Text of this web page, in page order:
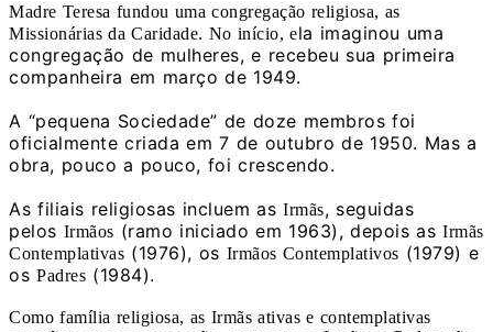
Madre Teresa fundou uma congregação religiosa, as
Missionárias da Caridade. No início, ela imaginou uma
congregação de mulheres, e recebeu sua primeira
companheira em março de 1949.
A “pequena Sociedade” de doze membros foi
oficialmente criada em 7 de outubro de 1950. Mas a
obra, pouco a pouco, foi crescendo.
As filiais religiosas incluem as Irmãs, seguidas
pelos Irmãos (ramo iniciado em 1963), depois as Irmãs
Contemplativas (1976), os Irmãos Contemplativos (1979) e
os Padres (1984).
Como família religiosa, as Irmãs ativas e contemplativas